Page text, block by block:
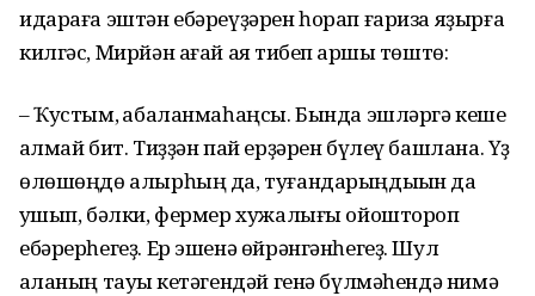
идараға эштән ебәреүҙәрен һорап ғариза яҙырға
килгәс, Мирйән ағай аяҡ тибеп ҡаршы төштө:
– Ҡустым, ҡабаланмаһаңсы. Бында эшләргә кеше
ҡалмай бит. Тиҙҙән пай ерҙәрен бүлеү башлана. Үҙ
өлөшөңдө алырһың да, туғандарыңдыҡын да
ҡушып, бәлки, фермер хужалығы ойоштороп
ебәрерһегеҙ. Ер эшенә өйрәнгәнһегеҙ. Шул
ҡаланың тауыҡ кетәгендәй генә бүлмәһендә нимә